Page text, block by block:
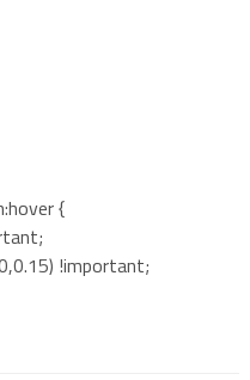
{
!important;